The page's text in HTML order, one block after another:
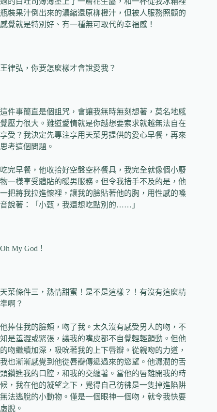
瓶裝果汁倒出來的濃縮還原柳橙汁，但被人服務照顧的
感覺就是特別好、有一種無可取代的幸福感！
王律弘，你要怎麼樣才會說愛我？
這件事簡直是個詛咒，會讓我無時無刻想著，莫名地感
覺壓力很大。難道愛情就是你越想要索求就越無法自在
享受？我決定先專注享用天菜男提供的愛心早餐，再來
思考這個問題。
吃完早餐，他收拾好空盤空杯餐具，我完全就像個小廢
物一樣享受體貼的暖男服務。但令我措手不及的是，他
一把將我拉進懷裡，讓我的臉貼著他的胸，用性感的嗓
音說著：「小甄，我還想吃點別的……」
Oh My God！
天菜條件三，熱情甜蜜！是不是這樣？！有沒有這麼精
準啊？
他捧住我的臉頰，吻了我。太久沒有感受男人的吻，不
知是羞澀或緊張，讓我的嘴皮都不自覺輕輕顫動。但他
的吻繼續加深，吸吮著我的上下唇瓣。從親吻的力道，
我也漸漸感覺到他從唇瓣傳遞過來的慾望。他濕潤的舌
頭鑽進我的口腔，和我的交纏著。當他的唇離開我的時
候，我在他的凝望之下，覺得自己彷彿是一隻掉進陷阱
無法逃脫的小動物。僅是一個眼神一個吻，就令我快要
虛脫。